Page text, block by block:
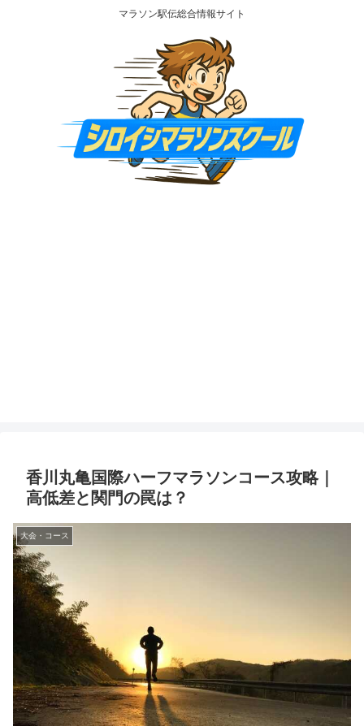
マラソン駅伝総合情報サイト
香川丸亀国際ハーフマラソンコース攻略｜
高低差と関門の罠は？
大会・コース